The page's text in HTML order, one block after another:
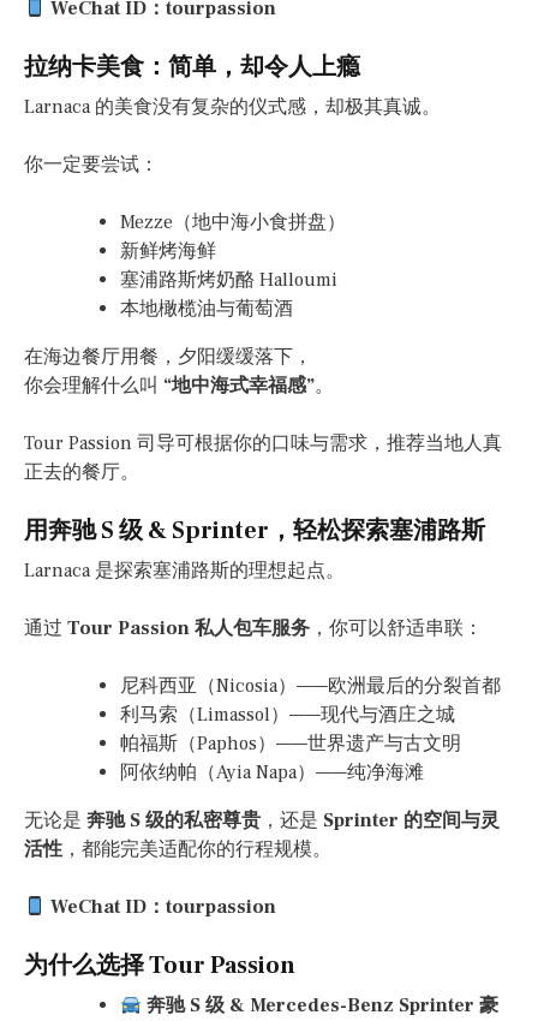
WeChat ID：tourpassion
拉纳卡美食：简单，却令人上瘾
Larnaca 的美食没有复杂的仪式感，却极其真诚。
你一定要尝试：
Mezze（地中海小食拼盘）
新鲜烤海鲜
塞浦路斯烤奶酪 Halloumi
本地橄榄油与葡萄酒
在海边餐厅用餐，夕阳缓缓落下，
你会理解什么叫 “地中海式幸福感”。
Tour Passion 司导可根据你的口味与需求，推荐当地人真
正去的餐厅。
用奔驰 S 级 & Sprinter，轻松探索塞浦路斯
Larnaca 是探索塞浦路斯的理想起点。
通过 Tour Passion 私人包车服务 ，你可以舒适串联：
尼科西亚（Nicosia）——欧洲最后的分裂首都
利马索（Limassol）——现代与酒庄之城
帕福斯（Paphos）——世界遗产与古文明
阿依纳帕（Ayia Napa）——纯净海滩
无论是 奔驰 S 级的私密尊贵 ，还是 Sprinter 的空间与灵
活性 ，都能完美适配你的行程规模。
WeChat ID：tourpassion
为什么选择 Tour Passion
奔驰 S 级 & Mercedes-Benz Sprinter 豪